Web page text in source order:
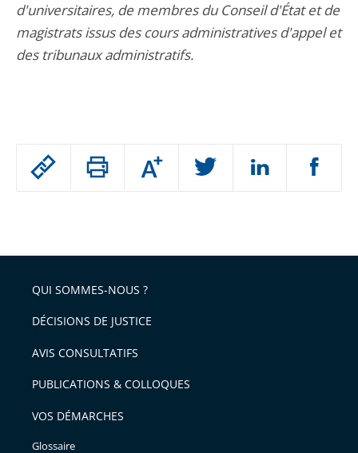
Passer
arriver
après
Augmenter
ou
l'article
pour
avant
d'universitaires, de membres du Conseil d'État et de
magistrats issus des cours administratives d'appel et
des tribunaux administratifs.
QUI SOMMES-NOUS ?
DÉCISIONS DE JUSTICE
AVIS CONSULTATIFS
PUBLICATIONS & COLLOQUES
VOS DÉMARCHES
Glossaire